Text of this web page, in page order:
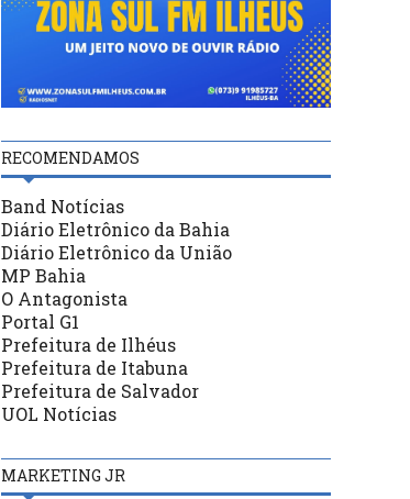
RECOMENDAMOS
Band Notícias
Diário Eletrônico da Bahia
Diário Eletrônico da União
MP Bahia
O Antagonista
Portal G1
Prefeitura de Ilhéus
Prefeitura de Itabuna
Prefeitura de Salvador
UOL Notícias
MARKETING JR